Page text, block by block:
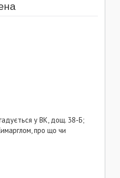
у ВК, дощ. 38-Б;
про що чи